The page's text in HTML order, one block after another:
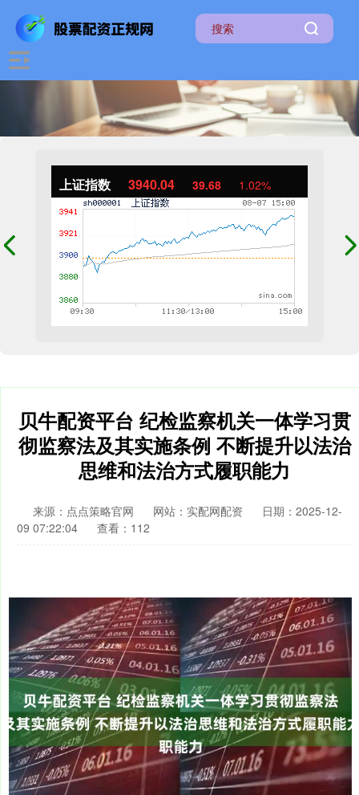
上证指数 3940.04 39.68 1.02%
贝牛配资平台 纪检监察机关一体学习贯
彻监察法及其实施条例 不断提升以法治
思维和法治方式履职能力
来源：点点策略官网 网站：实配网配资
日期：2025-12-
09 07:22:04
查看：112